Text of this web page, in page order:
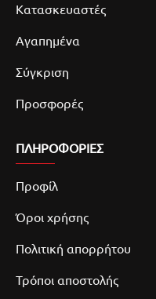
Κατασκευαστές
Αγαπημένα
Σύγκριση
Προσφορές
ΠΛΗΡΟΦΟΡΙΕΣ
Προφίλ
Όροι χρήσης
Πολιτική απορρήτου
Τρόποι αποστολής